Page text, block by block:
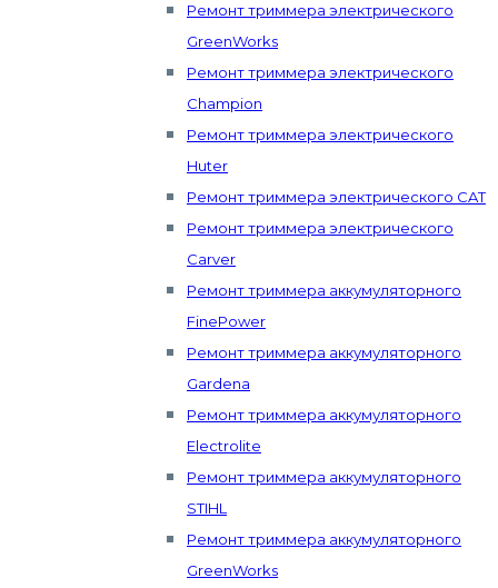
Ремонт триммера электрического
GreenWorks
Ремонт триммера электрического
Champion
Ремонт триммера электрического
Huter
Ремонт триммера электрического CAT
Ремонт триммера электрического
Carver
Ремонт триммера аккумуляторного
FinePower
Ремонт триммера аккумуляторного
Gardena
Ремонт триммера аккумуляторного
Electrolite
Ремонт триммера аккумуляторного
STIHL
Ремонт триммера аккумуляторного
GreenWorks